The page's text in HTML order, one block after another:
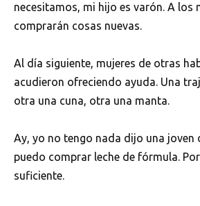
necesitamos, mi hijo es varón. A los
comprarán cosas nuevas.
Al día siguiente, mujeres de otras
acudieron ofreciendo ayuda. Una
otra una cuna, otra una manta.
Ay, yo no tengo nada dijo una joven
puedo comprar leche de fórmula.
suficiente.